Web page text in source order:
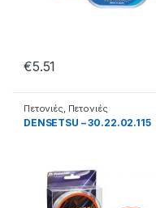
€5.51
Πετονιές Πετονιές
Monofilament
DENSETSU – 30.22.02.115